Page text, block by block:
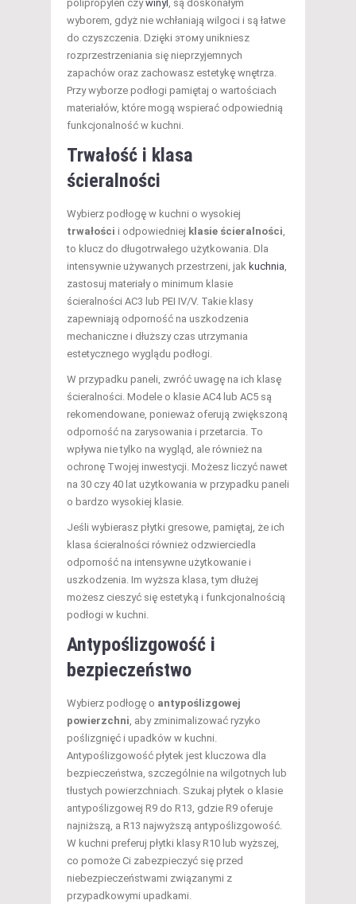
polipropylen czywinyl , są doskonałym
wyborem, gdyż nie wchłaniają wilgoci i są łatwe
do czyszczenia. Dzięki этому unikniesz
rozprzestrzeniania się nieprzyjemnych
zapachów oraz zachowasz estetykę wnętrza.
Przy wyborze podłogi pamiętaj o wartościach
materiałów, które mogą wspierać odpowiednią
funkcjonalność w kuchni.
Trwałość i klasa
ścieralności
Wybierz podłogę w kuchni o wysokiej
trwałości i odpowiedniej klasie ścieralności
to klucz do długotrwałego użytkowania. Dla
intensywnie używanych przestrzeni, jak kuchnia
zastosuj materiały o minimum klasie
ścieralności AC3 lub PEI IV/V. Takie klasy
zapewniają odporność na uszkodzenia
mechaniczne i dłuższy czas utrzymania
estetycznego wyglądu podłogi.
W przypadku paneli, zwróć uwagę na ich klasę
ścieralności. Modele o klasie AC4 lub AC5 są
rekomendowane, ponieważ oferują zwiększoną
odporność na zarysowania i przetarcia. To
wpływa nie tylko na wygląd, ale również na
ochronę Twojej inwestycji. Możesz liczyć nawet
na 30 czy 40 lat użytkowania w przypadku paneli
o bardzo wysokiej klasie.
Jeśli wybierasz płytki gresowe, pamiętaj, że ich
klasa ścieralności również odzwierciedla
odporność na intensywne użytkowanie i
uszkodzenia. Im wyższa klasa, tym dłużej
możesz cieszyć się estetyką i funkcjonalnością
podłogi w kuchni.
Antypoślizgowość i
bezpieczeństwo
Wybierz podłogę o antypoślizgowej
powierzchni , aby zminimalizować ryzyko
poślizgnięć i upadków w kuchni.
Antypoślizgowość płytek jest kluczowa dla
bezpieczeństwa, szczególnie na wilgotnych lub
tłustych powierzchniach. Szukaj płytek o klasie
antypoślizgowej R9 do R13, gdzie R9 oferuje
najniższą, a R13 najwyższą antypoślizgowość.
W kuchni preferuj płytki klasy R10 lub wyższej,
co pomoże Ci zabezpieczyć się przed
niebezpieczeństwami związanymi z
przypadkowymi upadkami.